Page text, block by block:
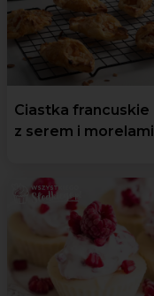
Ciastka francuskie
z serem i morelami